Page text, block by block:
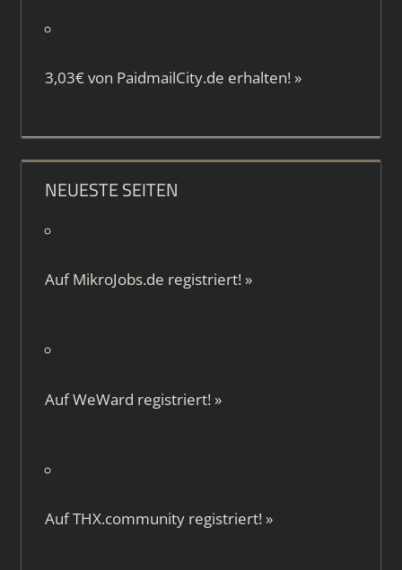
3,03€ von PaidmailCity.de erhalten! »
NEUESTE SEITEN
AufMikroJobs.de registriert! »
AufWeWard registriert! »
AufTHX.communityregistriert! »